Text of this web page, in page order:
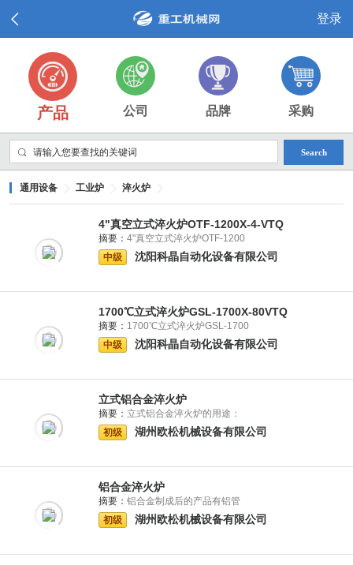
登录
产品 公司 品牌 采购
Search
通用设备 工业炉 淬火炉
4"真空立式淬火炉OTF-1200X-4-VTQ
摘要： 4"真空立式淬火炉OTF-1200
中级
沈阳科晶自动化设备有限公司
1700℃立式淬火炉GSL-1700X-80VTQ
摘要： 1700℃立式淬火炉GSL-1700
中级
沈阳科晶自动化设备有限公司
立式铝合金淬火炉
摘要： 立式铝合金淬火炉的用途：
初级
湖州欧松机械设备有限公司
铝合金淬火炉
摘要： 铝合金制成后的产品有铝管
初级
湖州欧松机械设备有限公司